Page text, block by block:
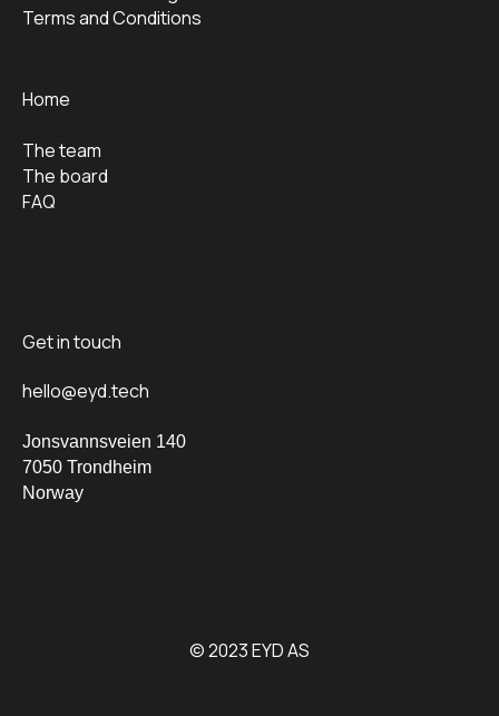
Terms and Conditions
Home
The team
The board
FAQ
Get in touch
hello@eyd.tech
Jonsvannsveien 140
7050 Trondheim
Norway
© 2023 EYD AS